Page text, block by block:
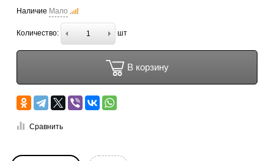
Наличие Мало
Количество: шт
В корзину
Сравнить